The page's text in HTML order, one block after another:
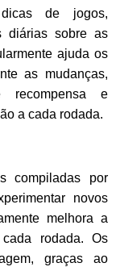
de jogos,
diárias sobre as
ajuda os
as mudanças,
recompensa e
a cada rodada.
compiladas por
novos
melhora a
rodada. Os
graças ao